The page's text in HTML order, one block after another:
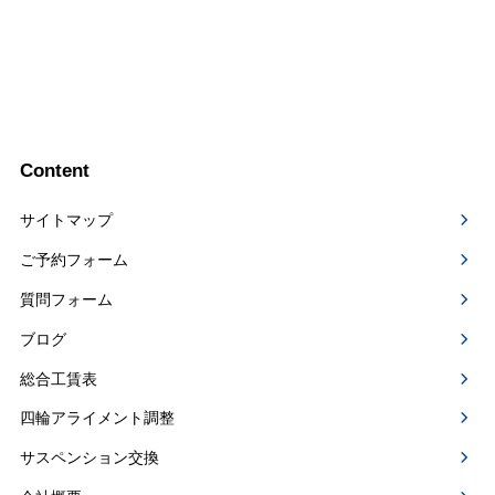
Content
サイトマップ
ご予約フォーム
質問フォーム
ブログ
総合工賃表
四輪アライメント調整
サスペンション交換